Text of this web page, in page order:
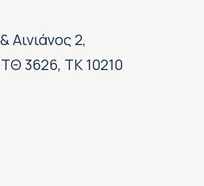
Αινιάνος 2,
3626, ΤΚ 10210